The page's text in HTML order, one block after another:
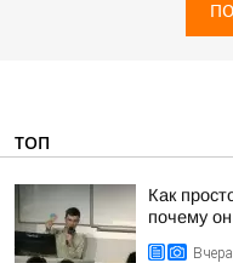
ТОП
Как
почему